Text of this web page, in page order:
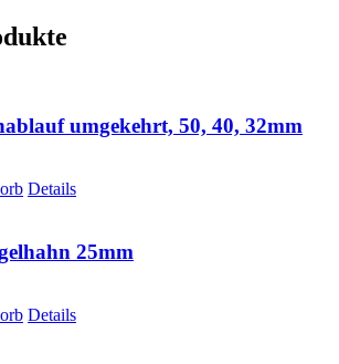
umgekehrt, 50, 40, 32mm
Details
25mm
Details